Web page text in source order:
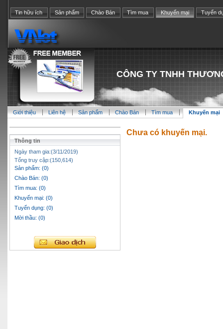
Tin hữu ích Sản phẩm Chào Bán Tìm mua Khuyến mại Tuyển
CÔNG TY TNHH
Giới thiệu Liên hệ Sản phẩm Chào Bán Tìm mua Khuyến mại
Thông tin
Ngày tham gia:(3/11/2019)
Tổng truy cập:(150,614)
Sản phẩm: (0)
Chào Bán: (0)
Tìm mua: (0)
Khuyến mại: (0)
Tuyển dụng: (0)
Mời thầu: (0)
Chưa có khuyến mại.